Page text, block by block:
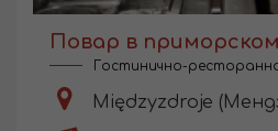
Повар в
Гостинично-
Międzyzdroje